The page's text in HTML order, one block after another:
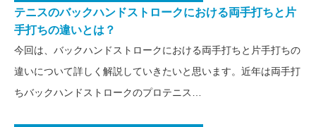
テニスのバックハンドストロークにおける両手打ちと片
手打ちの違いとは？
今回は、バックハンドストロークにおける両手打ちと片手打ちの
違いについて詳しく解説していきたいと思います。近年は両手打
ちバックハンドストロークのプロテニス…